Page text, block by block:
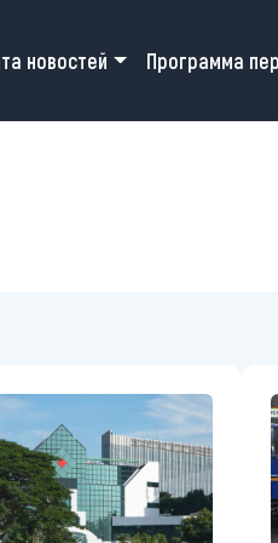
navigation
новостей Программа